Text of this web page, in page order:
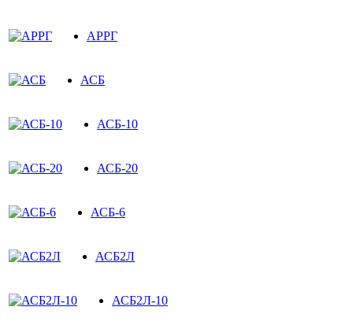
АРРГ
АСБ
АСБ-10
АСБ-20
АСБ-6
АСБ2Л
АСБ2Л-10